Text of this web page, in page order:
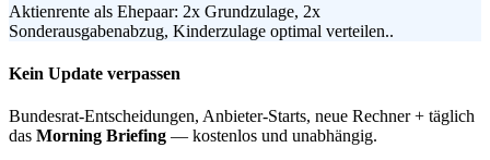
Aktienrente als Ehepaar: 2x Grundzulage, 2x
Sonderausgabenabzug, Kinderzulage optimal verteilen..
Kein Update verpassen
Bundesrat-Entscheidungen, Anbieter-Starts, neue Rechner + täglich
das Morning Briefing — kostenlos und unabhängig.